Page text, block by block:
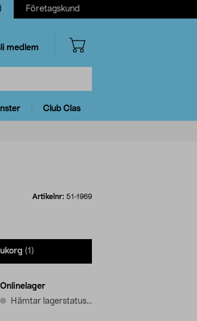
Företagskund
medlem
Club Clas
Artikelnr: 51-1969
(1)
Onlinelager
Hämtar lagerstatus...